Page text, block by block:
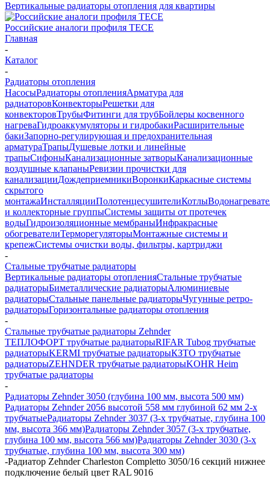
Вертикальные радиаторы отопления для квартиры
Российские аналоги профиля TECE
Главная
-
Каталог
-
Радиаторы отопления
НасосыРадиаторы отопленияАрматура для
радиаторовКонвекторыРешетки для
конвекторовТрубыФитинги для трубБойлеры косвенного
нагреваГидроаккумуляторы и гидробакиРасширительные
бакиЗапорно-регулирующая и предохранительная
арматураТрапыДушевые лотки и линейные
трапыСифоныКанализационные затворыКанализационные
воздушные клапаныРевизии прочистки для
канализацииДождеприемникиВоронкиКаркасные системы
скрытого
монтажаИнсталляцииПолотенцесушителиКотлы
и коллекторные группыСистемы защиты от протечек
водыГидроизоляционные мембраныИнфракрасные
обогревателиТерморегуляторыМонтажные системы и
крепежСистемы очистки воды, фильтры, картриджи
-
Стальные трубчатые радиаторы
Вертикальные радиаторы отопленияСтальные трубчатые
радиаторыБиметаллические радиаторыАлюминиевые
радиаторыСтальные панельные радиаторыЧугунные ретро-
радиаторыГоризонтальные радиаторы отопления
-
Стальные трубчатые радиаторы Zehnder
ТЕПЛОФОРТ трубчатые радиаторыRIFAR Tubog трубчатые
радиаторыKERMI трубчатые радиаторыКЗТО трубчатые
радиаторыZEHNDER трубчатые радиаторыKOHR Heim
трубчатые радиаторы
-
Радиаторы Zehnder 3050 (глубина 100 мм, высота 500 мм)
Радиаторы Zehnder 2056 высотой 558 мм глубиной 62 мм 2-х
трубчатыеРадиаторы Zehnder 3037 (3-х трубчатые, глубина 100
мм, высота 366 мм)Радиаторы Zehnder 3057 (3-х трубчатые,
глубина 100 мм, высота 566 мм)Радиаторы Zehnder 3030 (3-х
трубчатые, глубина 100 мм, высота 300 мм)
-Радиатор Zehnder Charleston Completto 3050/16 секций нижнее
подключение белый цвет RAL 9016